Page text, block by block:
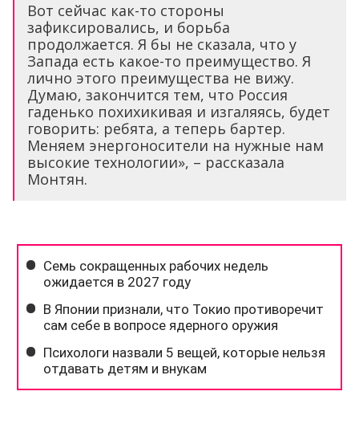
Вот сейчас как-то стороны
зафиксировались, и борьба
продолжается. Я бы не сказала, что у
Запада есть какое-то преимущество. Я
лично этого преимущества не вижу.
Думаю, закончится тем, что Россия
гаденько похихикивая и изгаляясь, будет
говорить: ребята, а теперь бартер.
Меняем энергоносители на нужные нам
высокие технологии», – рассказала
Монтян.